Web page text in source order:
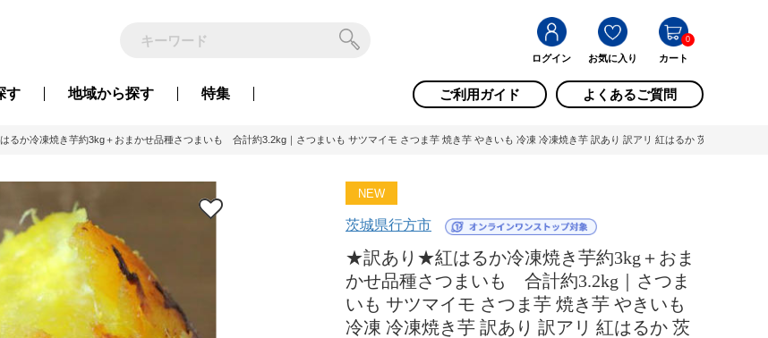
ログイン お気に入り カート
0
す 地域から探す 特集 ご利用ガイド よくあるご質問
るか冷凍焼き芋約3kg＋おまかせ品種さつまいも 合計約3.2kg｜さつまいも サツマイモ さつま芋 焼き芋 やきいも 冷凍 冷凍焼き芋 訳あり 訳アリ 紅はるか 茨城県 行方市
NEW
茨城県行方市
★訳あり★紅はるか冷凍焼き芋約3kg＋おま
かせ品種さつまいも 合計約3.2kg｜さつま
いも サツマイモ さつま芋 焼き芋 やきいも
冷凍 冷凍焼き芋 訳あり 訳アリ 紅はるか 茨